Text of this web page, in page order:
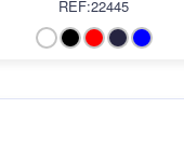
REF:22445